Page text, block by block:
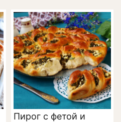
Пирог с фетой и